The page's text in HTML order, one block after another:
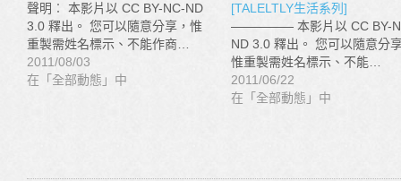
聲明︰ 本影片以 CC BY-NC-ND
3.0 釋出。 您可以隨意分享，惟
重製需姓名標示、不能作商…
2011/08/03
在「全部動態」中
[TALELTLY生活系列]
————— 本影片以 CC BY-
ND 3.0 釋出。 您可以隨意分
惟重製需姓名標示、不能…
2011/06/22
在「全部動態」中